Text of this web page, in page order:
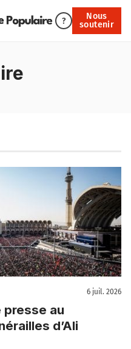
?
Nous
soutenir
6 juil. 2026
presse au
d’Ali